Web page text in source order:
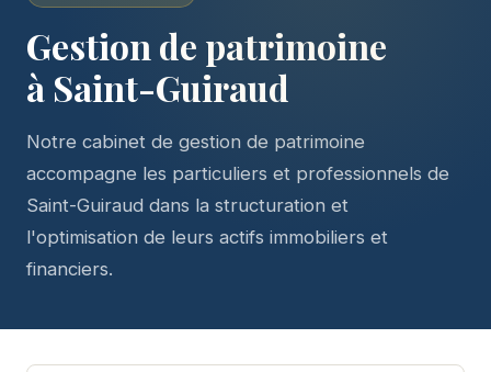
Gestion de patrimoine
à Saint-Guiraud
Notre cabinet de gestion de patrimoine
accompagne les particuliers et professionnels de
Saint-Guiraud dans la structuration et
l'optimisation de leurs actifs immobiliers et
financiers.